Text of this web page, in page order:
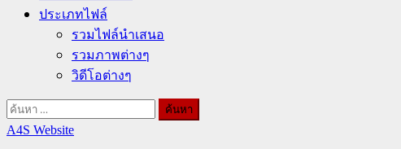
ประเภทไฟล์
รวมไฟล์นำเสนอ
รวมภาพต่างๆ
วิดีโอต่างๆ
ค้นหา
สำหรับ:
A4S Website